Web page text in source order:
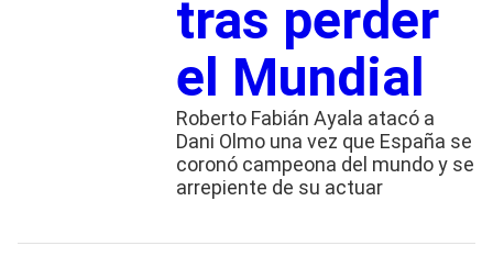
tras perder
el Mundial
Roberto Fabián Ayala atacó a
Dani Olmo una vez que España se
coronó campeona del mundo y se
arrepiente de su actuar